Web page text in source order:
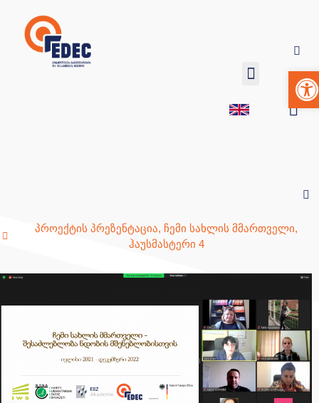
პროექტის პრეზენტაცია, ჩემი სახლის მმართველი,
ჰაუსმასტერი 4